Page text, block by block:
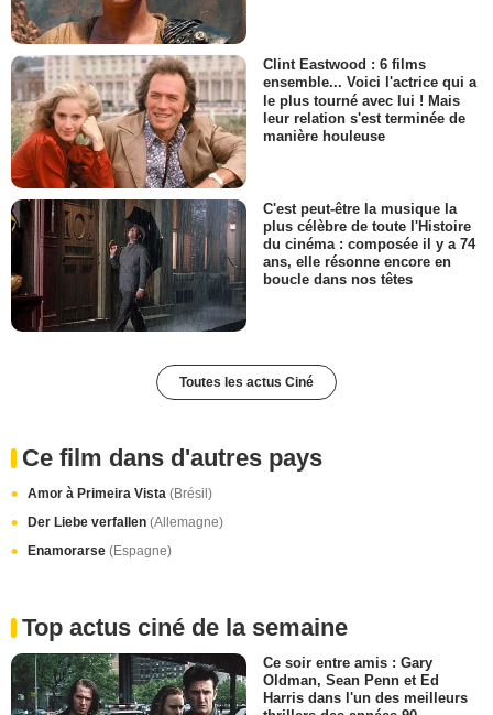
Clint Eastwood : 6 films
ensemble... Voici l'actrice qui a
le plus tourné avec lui ! Mais
leur relation s'est terminée de
manière houleuse
C'est peut-être la musique la
plus célèbre de toute l'Histoire
du cinéma : composée il y a 74
ans, elle résonne encore en
boucle dans nos têtes
Toutes les actus Ciné
Ce film dans d'autres pays
Amor à Primeira Vista (Brésil)
Der Liebe verfallen (Allemagne)
Enamorarse (Espagne)
Top actus ciné de la semaine
Ce soir entre amis : Gary
Oldman, Sean Penn et Ed
Harris dans l'un des meilleurs